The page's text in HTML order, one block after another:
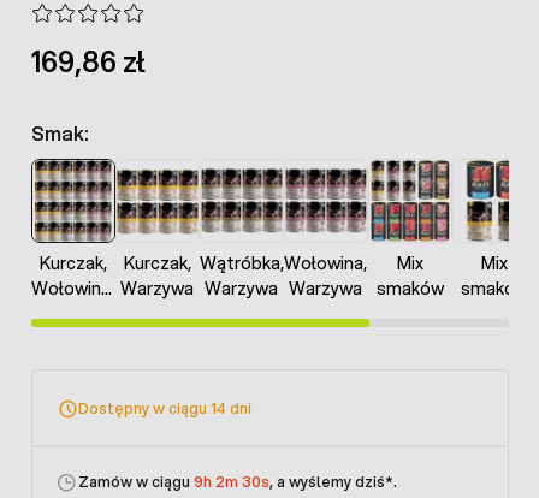
169,86 zł
Smak:
Kurczak,
Wołowina,
Wątróbka,
Kurczak,
Warzywa
Wątróbka,
Warzywa
Wołowina,
Warzywa
Mix
smaków
Mix
smaków
Dostępny w ciągu 14 dni
Zamów w ciągu 9h 2m 30s, a wyślemy dziś*.